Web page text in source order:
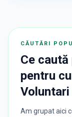
CĂUTĂRI
Ce
pentru
Voluntari
Am grupat aici